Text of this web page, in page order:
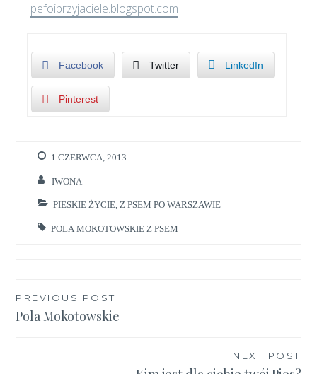
pefoiprzyjaciele.blogspot.com
Facebook Twitter LinkedIn
Pinterest
1 CZERWCA, 2013
IWONA
PIESKIE ŻYCIE Z PSEM PO WARSZAWIE
POLA MOKOTOWSKIE Z PSEM
Nawigacja
wpisu
PREVIOUS POST
Pola Mokotowskie
NEXT POST